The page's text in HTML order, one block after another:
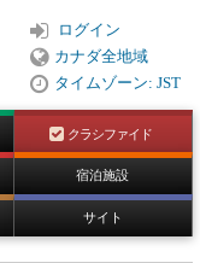
ログイン
カナダ全地域
タイムゾーン: JST
クラシファイド
宿泊施設
サイト